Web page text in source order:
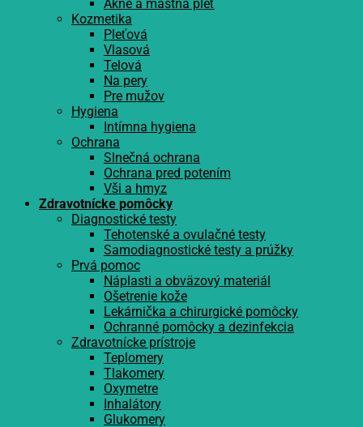
Akné a mastná pleť
Kozmetika
Pleťová
Vlasová
Telová
Na pery
Pre mužov
Hygiena
Intímna hygiena
Ochrana
Slnečná ochrana
Ochrana pred potením
Vši a hmyz
Zdravotnícke pomôcky
Diagnostické testy
Tehotenské a ovulačné testy
Samodiagnostické testy a prúžky
Prvá pomoc
Náplasti a obväzový materiál
Ošetrenie kože
Lekárnička a chirurgické pomôcky
Ochranné pomôcky a dezinfekcia
Zdravotnícke prístroje
Teplomery
Tlakomery
Oxymetre
Inhalátory
Glukomery